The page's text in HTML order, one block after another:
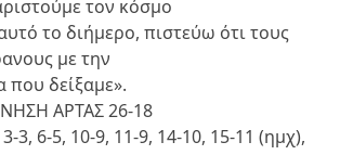
τον κόσμο
το διήμερο, πιστεύω ότι τους
με την
που δείξαμε».
ΑΡΤΑΣ 26-18
3, 6-5, 10-9, 11-9, 14-10, 15-11 (ημχ),